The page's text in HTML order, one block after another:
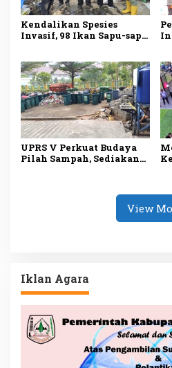
Kendalikan Spesies
Invasif, 98 Ikan Sapu-sapu
UPRS V Perkuat Budaya
Pilah Sampah, Sediakan
View
Iklan Agara